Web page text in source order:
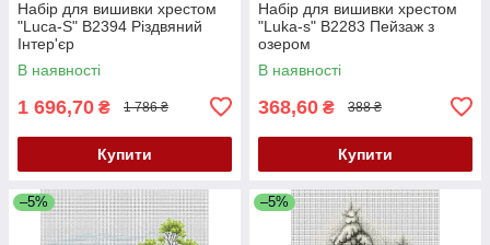
Набір для вишивки хрестом
"Luca-S" B2394 Різдвяний
Інтер'єр
В наявності
1 696,70 ₴ 1 786 ₴
Купити
Набір для вишивки хрестом
"Luka-s" B2283 Пейзаж з
озером
В наявності
368,60 ₴ 388 ₴
Купити
–5% –5%